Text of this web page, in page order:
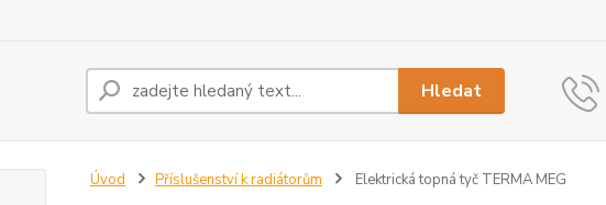
Hledat
Úvod Příslušenství k radiátorům Elektrická topná tyč TERMA MEG